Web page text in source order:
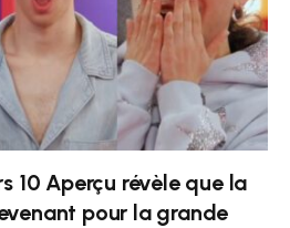
10 Aperçu révèle que la
pour la grande